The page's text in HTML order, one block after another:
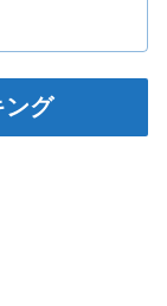
ング